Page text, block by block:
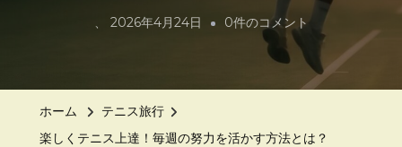
、 2026年4月24日
楽
0件のコメント
ホーム
テニス旅行
楽しくテニス上達！毎週の努力を活かす方法とは？